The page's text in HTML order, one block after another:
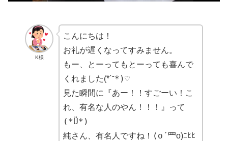
K様
こんにちは！
お礼が遅くなってすみません。
もー、とーってもとーっても喜んで
くれました(*´˘*)♡
見た瞬間に『あー！！すごーい！ こ
れ、有名な人のやん！！！ 』って
(*Ü*)
純さん、有名人ですね！(o´罒o)ﾆﾋﾋ